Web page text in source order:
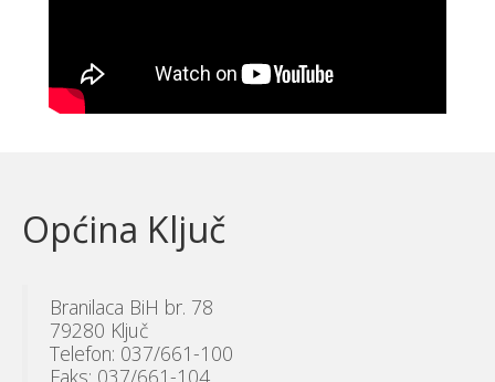
Općina Ključ
Branilaca BiH br. 78
79280 Ključ
Telefon: 037/661-100